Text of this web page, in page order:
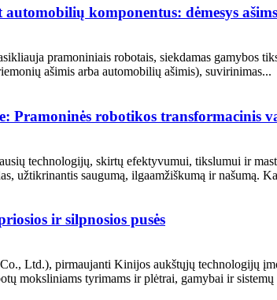
komponentus: dėmesys
pramoniniais robotais, siekdamas gamybos
ašimis arba automobilių ašimis), suvirinimas...
Pramoninės robotikos transformacinis
technologijų, skirtų efektyvumui, tikslumui ir
užtikrinantis saugumą, ilgaamžiškumą ir našumą.
ir silpnosios pusės
Ltd.), pirmaujanti Kinijos aukštųjų technologijų
moksliniams tyrimams ir plėtrai, gamybai ir